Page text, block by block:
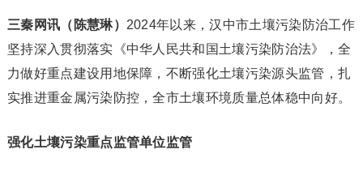
三秦网讯（陈慧琳） 2024年以来，汉中市土壤污染防治工作
坚持深入贯彻落实《中华人民共和国土壤污染防治法》，全
力做好重点建设用地保障，不断强化土壤污染源头监管，扎
实推进重金属污染防控，全市土壤环境质量总体稳中向好。
强化土壤污染重点监管单位监管